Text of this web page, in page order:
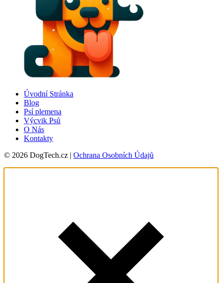
Úvodní Stránka
Blog
Psí plemena
Výcvik Psů
O Nás
Kontakty
© 2026 DogTech.cz | Ochrana Osobních Údajů